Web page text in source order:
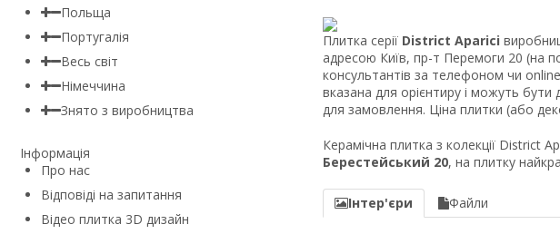
Плитка серії District Aparici
адресою Київ, пр-т Перемоги 20 (на
консультантів за телефоном чи
вказана для орієнтиру і можуть
для замовлення. Ціна плитки (або
Керамічна плитка з колекції District
Берестейський 20, на плитку
Інтер'єри Файли
Польща
Португалія
Весь світ
Німеччина
Знято з виробництва
Інформація
Про нас
Відповіді на запитання
Відео плитка 3D дизайн